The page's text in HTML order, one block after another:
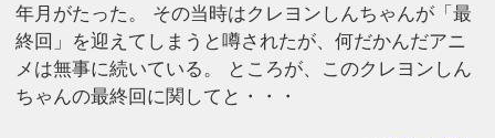
年月がたった。 その当時はクレヨンしんちゃんが「最
終回」を迎えてしまうと噂されたが、何だかんだアニ
メは無事に続いている。 ところが、このクレヨンしん
ちゃんの最終回に関してと・・・